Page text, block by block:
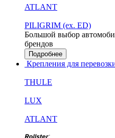
ATLANT
PILIGRIM (ex. ED)
Большой выбор
брендов
Подробнее
Крепления для
THULE
LUX
ATLANT